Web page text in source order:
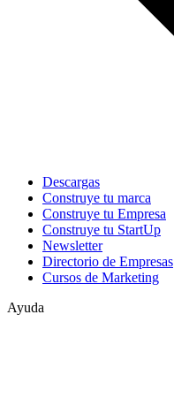
Descargas
Construye tu marca
Construye tu Empresa
Construye tu StartUp
Newsletter
Directorio de Empresas
Cursos de Marketing
Ayuda